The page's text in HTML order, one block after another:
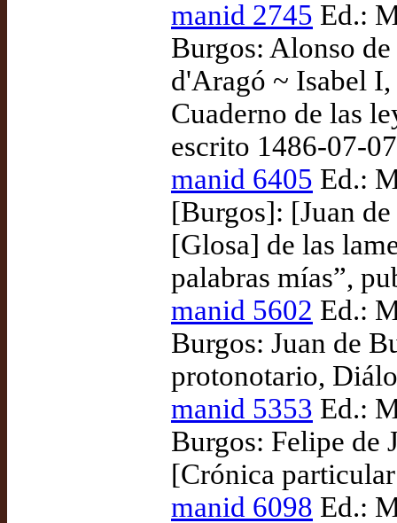
manid 2745 Ed.:
Burgos: Alonso
d'Aragó ~ Isabel
Cuaderno de las
escrito 1486-07-
manid 6405 Ed.:
[Burgos]: [Juan
[Glosa] de las
palabras mías”,
manid 5602 Ed.:
Burgos: Juan de
protonotario,
manid 5353 Ed.:
Burgos: Felipe de
[Crónica
manid 6098 Ed.: